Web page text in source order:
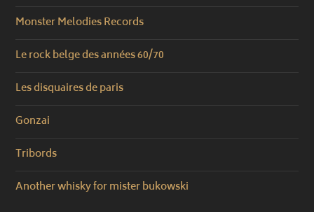
Monster Melodies Records
Le rock belge des années 60/70
Les disquaires de paris
Gonzai
Tribords
Another whisky for mister bukowski